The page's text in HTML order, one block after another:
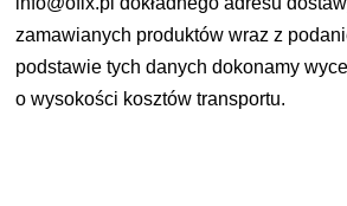
zamawianych produktów wraz z
podstawie tych danych dokonamy
o wysokości kosztów transportu.